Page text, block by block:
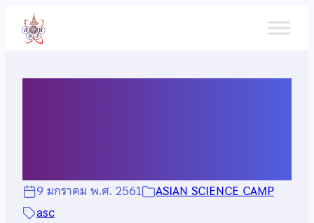
เนื้อหา
9 มกราคม พ.ศ. 2561
ASIAN SCIENCE CAMP
asc